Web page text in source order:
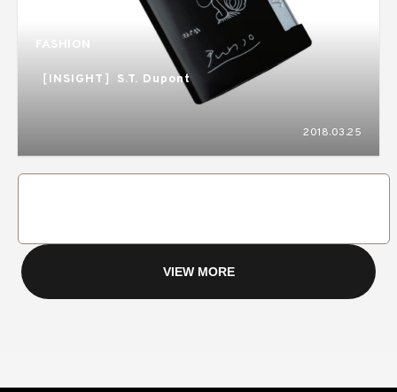
FASHION
［INSIGHT］S.T. Dupont
2018.03.25
VIEW MORE